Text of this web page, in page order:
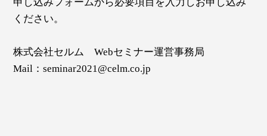
ください。
株式会社セルム Webセミナー運営事務局
Mail：seminar2021@celm.co.jp